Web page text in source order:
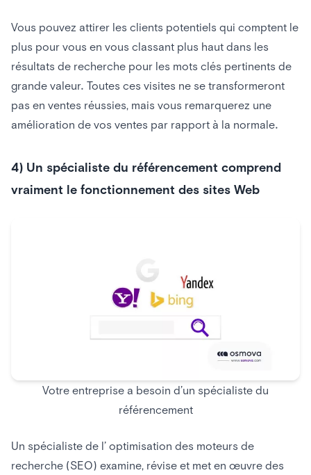
Vous pouvez attirer les clients potentiels qui comptent le
plus pour vous en vous classant plus haut dans les
résultats de recherche pour les mots clés pertinents de
grande valeur. Toutes ces visites ne se transformeront
pas en ventes réussies, mais vous remarquerez une
amélioration de vos ventes par rapport à la normale.
4) Un spécialiste du référencement comprend
vraiment le fonctionnement des sites Web
Votre entreprise a besoin d’un spécialiste du
référencement
Un spécialiste de l’ optimisation des moteurs de
recherche (SEO) examine, révise et met en œuvre des